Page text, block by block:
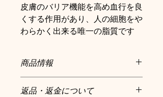
皮膚のバリア機能を高め血行を良
くする作用があり、人の細胞をや
わらかく出来る唯一の脂質です
商品情報
ビリセンター等で使用されていた素材
返品・返金について